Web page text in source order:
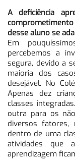
A deficiência
desse aluno se
Em
percebemos a
segura, devido a
maioria dos
desejável. No
Apenas dez
classes
outra para os
diversos fatores,
dentro de uma
atividades que
aprendizagem